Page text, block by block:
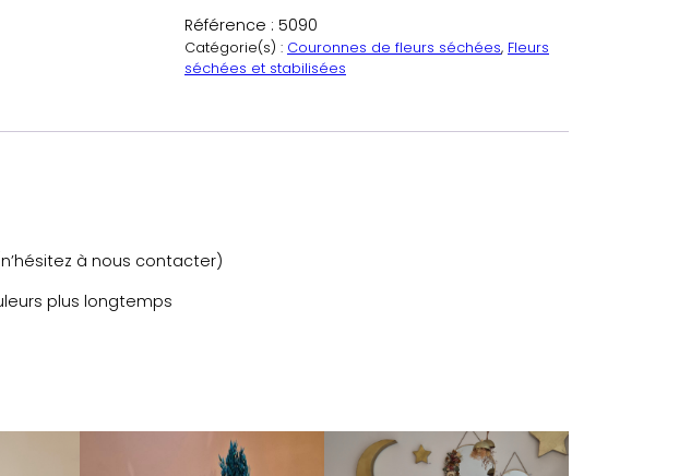
a
n
t
é
u
Référence : 5090
Catégorie(s) : Couronnes de fleurs séchées, Fleurs
séchées et stabilisées
à nous contacter)
plus longtemps